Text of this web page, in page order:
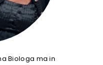
Biologa ma in